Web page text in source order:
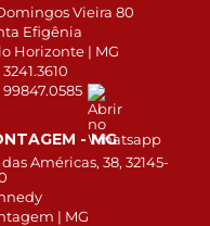
Vieira 80
Efigênia
Horizonte | MG
3241.3610
99847.0585
- MG
das Américas, 38, 32145-
| MG